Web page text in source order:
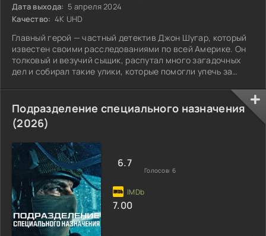
Дата выхода: 5 апреля 2024
Качество: 4K UHD
Главный герой — частный детектив Джон Шугар, который
известен своими расследованиями по всей Америке. Он
толковый и везучий сыщик, распутал много загадочных
дел и собирал такие улики, которые помогли упечь за
Подразделение специального назначения
(2026)
6.7
Голосов: 6
7.00